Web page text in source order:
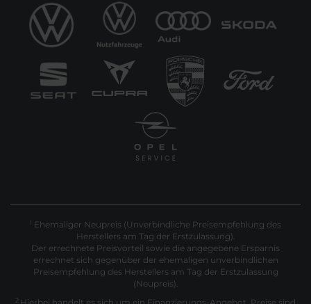
1 Ehemaliger Neupreis (Unverbindliche Preisempfehlung des
Herstellers am Tag der Erstzulassung).
Der errechnete Preisvorteil sowie die angegebene Ersparnis
errechnet sich gegenüber der ehemaligen unverbindlichen
Preisempfehlung des Herstellers am Tag der Erstzulassung
(Neupreis).
2